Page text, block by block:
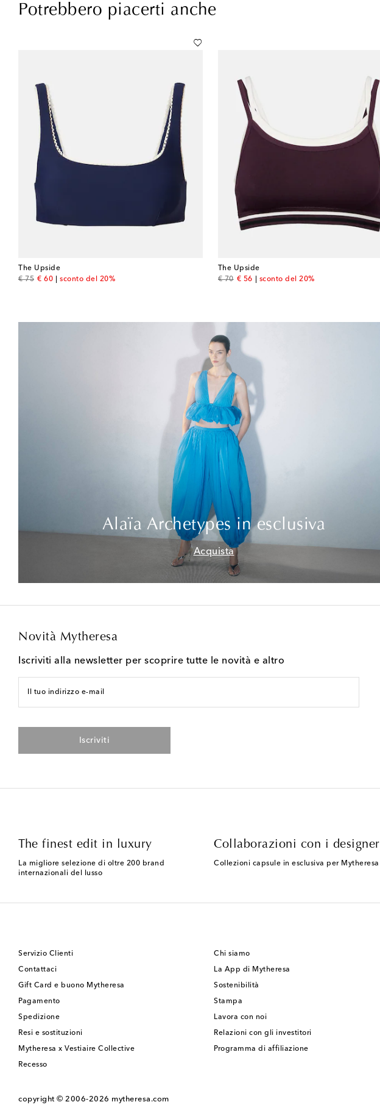
Potrebbero piacerti anche
The Upside
€ 75
original price
€ 60
discount price
sconto del 20%
The Upside
€ 70
original price
€ 56
discount price
sconto del 20%
Alaïa Archetypes in esclusiva
Acquista
Novità Mytheresa
Iscriviti alla newsletter per scoprire tutte le novità e altro
Il tuo indirizzo e-mail
Iscriviti
The finest edit in luxury
La migliore selezione di oltre 200 brand
internazionali del lusso
Collaborazioni con i designer
Collezioni capsule in esclusiva per Mytheresa
Servizio Clienti
Contattaci
Gift Card e buono Mytheresa
Pagamento
Spedizione
Resi e sostituzioni
Mytheresa x Vestiaire Collective
Recesso
Chi siamo
La App di Mytheresa
Sostenibilità
Stampa
Lavora con noi
Relazioni con gli investitori
Programma di affiliazione
copyright © 2006-2026 mytheresa.com